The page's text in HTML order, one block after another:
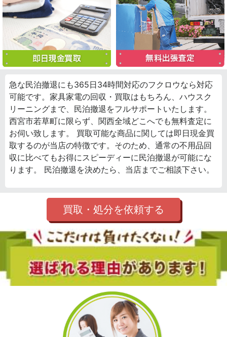
急な民泊撤退にも365日34時間対応のフクロウなら対応
可能です。家具家電の回収・買取はもちろん、ハウスク
リーニングまで、民泊撤退をフルサポートいたします。
西宮市若草町に限らず、関西全域どこへでも無料査定に
お伺い致します。 買取可能な商品に関しては即日現金買
取するのが当店の特徴です。そのため、通常の不用品回
収に比べてもお得にスピーディーに民泊撤退が可能にな
ります。 民泊撤退を決めたら、当店までご相談下さい。
買取・処分を依頼する